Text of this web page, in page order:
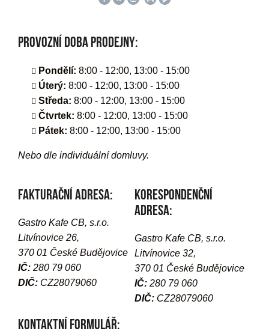
Provozní doba prodejny:
Pondělí: 8:00 - 12:00, 13:00 - 15:00
Úterý: 8:00 - 12:00, 13:00 - 15:00
Středa: 8:00 - 12:00, 13:00 - 15:00
Čtvrtek: 8:00 - 12:00, 13:00 - 15:00
Pátek: 8:00 - 12:00, 13:00 - 15:00
Nebo dle individuální domluvy.
Fakturační adresa:
Gastro Kafe CB, s.r.o.
Litvínovice 26,
370 01 České Budějovice
IČ: 280 79 060
DIČ: CZ28079060
Korespondenční
adresa:
Gastro Kafe CB, s.r.o.
Litvínovice 32,
370 01 České Budějovice
IČ: 280 79 060
DIČ: CZ28079060
Kontaktní formulář: